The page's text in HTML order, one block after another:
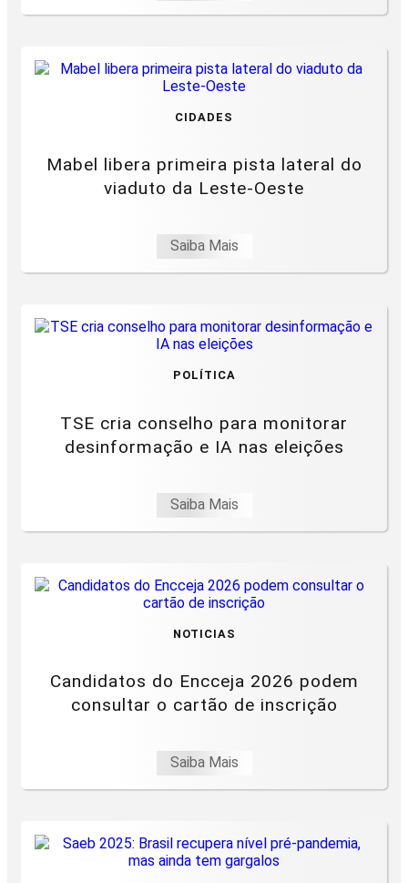
CIDADES
Mabel libera primeira pista lateral do
viaduto da Leste-Oeste
Saiba Mais
POLÍTICA
TSE cria conselho para monitorar
desinformação e IA nas eleições
Saiba Mais
NOTICIAS
Candidatos do Encceja 2026 podem
consultar o cartão de inscrição
Saiba Mais